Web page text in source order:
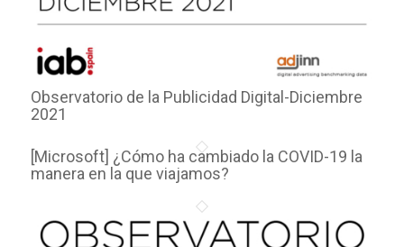
Observatorio de la Publicidad Digital-Diciembre
2021
[Microsoft] ¿Cómo ha cambiado la COVID-19 la
manera en la que viajamos?